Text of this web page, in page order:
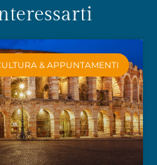
& APPUNTAMENTI